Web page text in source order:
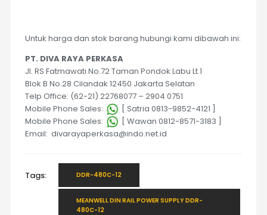
Untuk harga dan stok barang hubungi kami dibawah ini:
PT. DIVA RAYA PERKASA
Jl. RS Fatmawati No.72 Taman Pondok Labu Lt.1
Blok B No.28 Cilandak 12450 Jakarta Selatan
Telp Office: (62-21) 22768077 – 2904 0751
Mobile Phone Sales:
[ Satria 0813-9852-4121 ]
Mobile Phone Sales:
[ Wawan 0812-8571-3183 ]
Email: divarayaperkasa@indo.net.id
Tags: DDR-480C-12
MEANWELL DIN RAIL POWER SUPPLY DDR-
480C-12